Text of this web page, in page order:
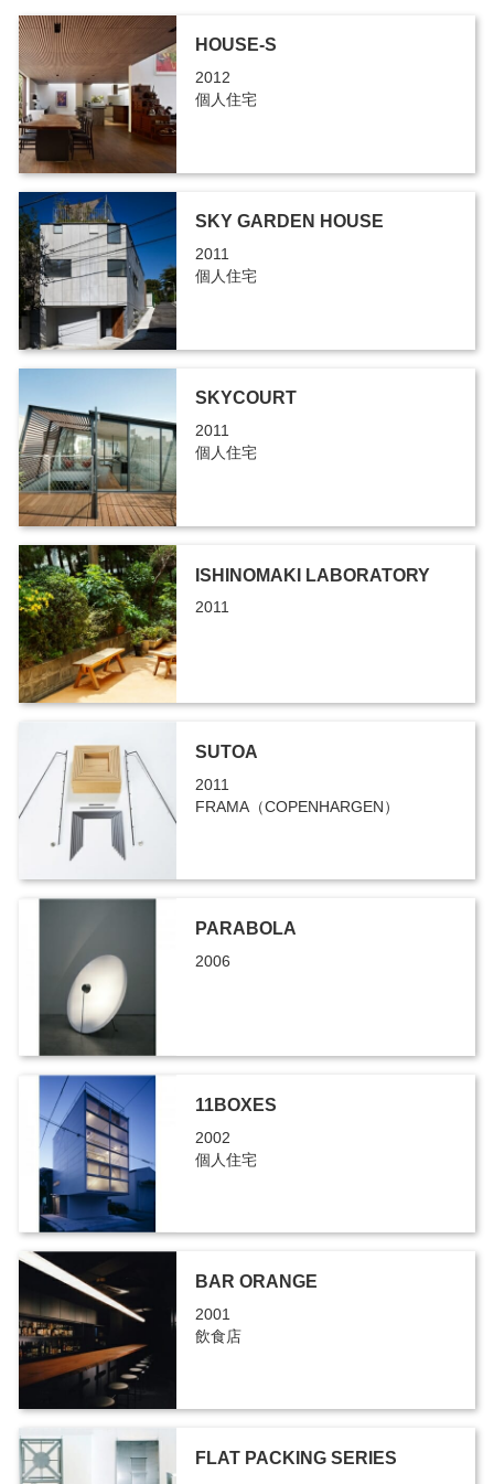
HOUSE-S
2012
個人住宅
SKY GARDEN HOUSE
2011
個人住宅
SKYCOURT
2011
個人住宅
ISHINOMAKI LABORATORY
2011
SUTOA
2011
FRAMA（COPENHARGEN）
PARABOLA
2006
11BOXES
2002
個人住宅
BAR ORANGE
2001
飲食店
FLAT PACKING SERIES